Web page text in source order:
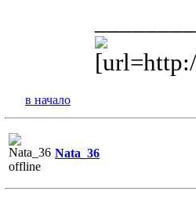
в начало
Nata_36